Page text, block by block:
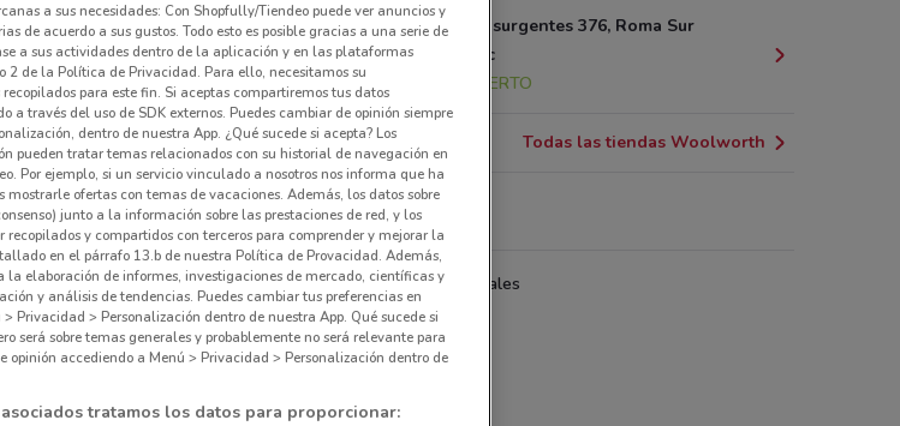
Av. de los Insurgentes 376, Roma Sur
Cuahutémoc
ABIERTO
Todas las tiendas Woolworth
Woolworth
Tiendas departamentales
a sus necesidades: Con Shopfully/Tiendeo puede ver anuncios y
de acuerdo a sus gustos. Todo esto es posible gracias a una serie de
a sus actividades dentro de la aplicación y en las plataformas
2 de la Política de Privacidad. Para ello, necesitamos su
para este fin. Si aceptas compartiremos tus datos
a través del uso de SDK externos. Puedes cambiar de opinión siempre
dentro de nuestra App. ¿Qué sucede si acepta? Los
pueden tratar temas relacionados con su historial de navegación en
Por ejemplo, si un servicio vinculado a nosotros nos informa que ha
mostrarle ofertas con temas de vacaciones. Además, los datos sobre
junto a la información sobre las prestaciones de red, y los
y compartidos con terceros para comprender y mejorar la
en el párrafo 13.b de nuestra Política de Provacidad. Además,
elaboración de informes, investigaciones de mercado, científicas y
y análisis de tendencias. Puedes cambiar tus preferencias en
Privacidad > Personalización dentro de nuestra App. Qué sucede si
será sobre temas generales y probablemente no será relevante para
opinión accediendo a Menú > Privacidad > Personalización dentro de
tratamos los datos para proporcionar: